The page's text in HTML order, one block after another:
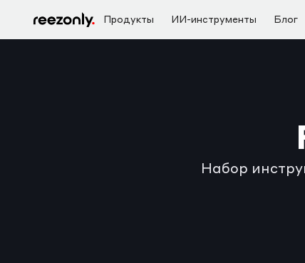
Продукты ИИ-инструменты Блог
Набор